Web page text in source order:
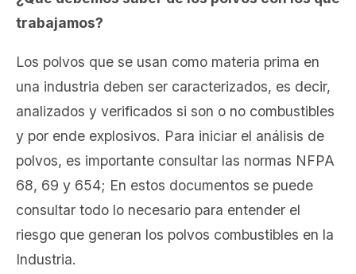
trabajamos?
Los polvos que se usan como materia prima en
una industria deben ser caracterizados, es decir,
analizados y verificados si son o no combustibles
y por ende explosivos. Para iniciar el análisis de
polvos, es importante consultar las normas NFPA
68, 69 y 654; En estos documentos se puede
consultar todo lo necesario para entender el
riesgo que generan los polvos combustibles en la
Industria.